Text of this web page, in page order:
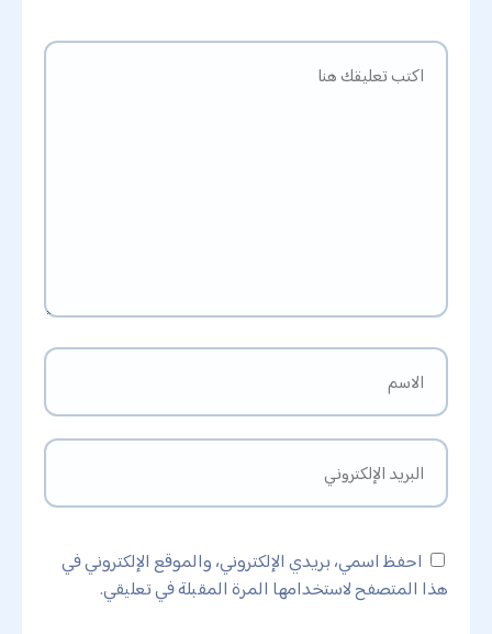
احفظ اسمي، بريدي الإلكتروني، والموقع الإلكتروني في
هذا المتصفح لاستخدامها المرة المقبلة في تعليقي.